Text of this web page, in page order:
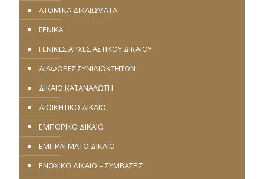
ΑΤΟΜΙΚΑ ΔΙΚΑΙΩΜΑΤΑ
ΓΕΝΙΚΑ
ΓΕΝΙΚΕΣ ΑΡΧΕΣ ΑΣΤΙΚΟΥ ΔΙΚΑΙΟΥ
ΔΙΑΦΟΡΕΣ ΣΥΝΙΔΙΟΚΤΗΤΩΝ
ΔΙΚΑΙΟ ΚΑΤΑΝΑΛΩΤΗ
ΔΙΟΙΚΗΤΙΚΟ ΔΙΚΑΙΟ
ΕΜΠΟΡΙΚΟ ΔΙΚΑΙΟ
ΕΜΠΡΑΓΜΑΤΟ ΔΙΚΑΙΟ
ΕΝΟΧΙΚΟ ΔΙΚΑΙΟ – ΣΥΜΒΑΣΕΙΣ